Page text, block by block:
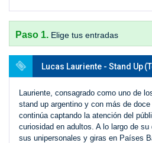
Paso 1. Elige tus entradas
Lucas Lauriente - Stand Up
Lauriente, consagrado como uno de
stand up argentino y con más de
continúa captando la atención del
curiosidad en adultos. A lo largo de
sus unipersonales y giras en Países